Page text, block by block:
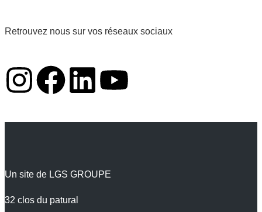
Retrouvez nous sur vos réseaux sociaux
Un site de LGS GROUPE
32 clos du patural